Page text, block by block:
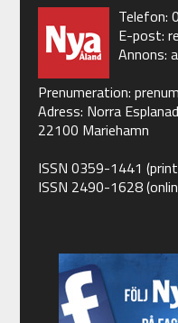
Telefon:
E-post:
Annons:
Prenumeration:
Adress: Norra
22100 Mariehamn
ISSN 0359-1441
ISSN 2490-1628